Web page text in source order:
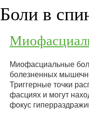
Боли в
Миофасциальные
болезненных
Триггерные точки
фасциях и могут
фокус